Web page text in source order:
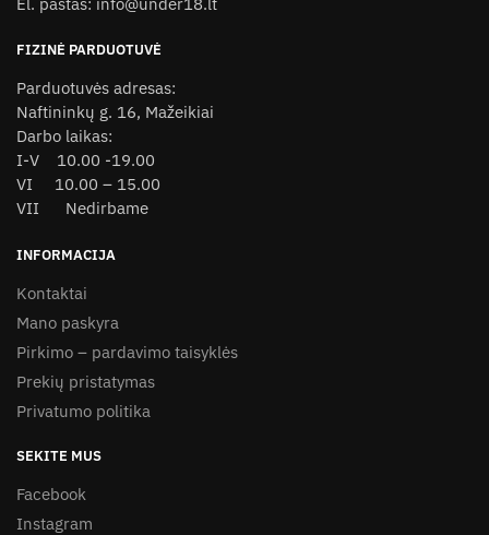
the
product
FIZINĖ PARDUOTUVĖ
Parduotuvės adresas:
Naftininkų g. 16, Mažeikiai
Darbo laikas:
I-V 10.00 -19.00
VI 10.00 – 15.00
VII Nedirbame
INFORMACIJA
Kontaktai
Mano paskyra
Pirkimo – pardavimo taisyklės
Prekių pristatymas
Privatumo politika
SEKITE MUS
Facebook
Instagram